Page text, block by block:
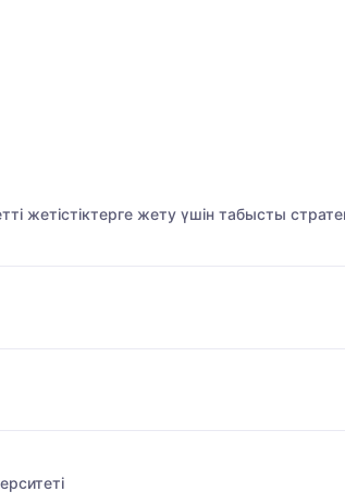
жетістіктерге жету үшін табысты